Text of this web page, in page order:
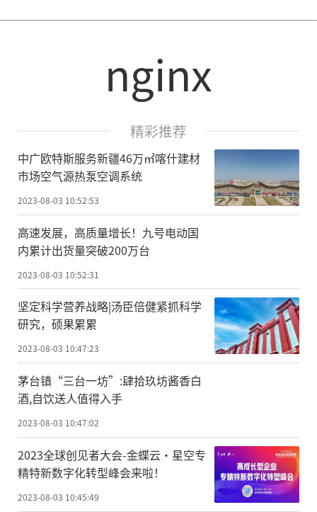
nginx
精彩推荐
中广欧特斯服务新疆46万㎡喀什建材
市场空气源热泵空调系统
2023-08-03 10:52:53
高速发展，高质量增长！九号电动国
内累计出货量突破200万台
2023-08-03 10:52:31
坚定科学营养战略|汤臣倍健紧抓科学
研究，硕果累累
2023-08-03 10:47:23
茅台镇“三台一坊”:肆拾玖坊酱香白
酒,自饮送人值得入手
2023-08-03 10:47:02
2023全球创见者大会-金蝶云·星空专
精特新数字化转型峰会来啦！
2023-08-03 10:45:49